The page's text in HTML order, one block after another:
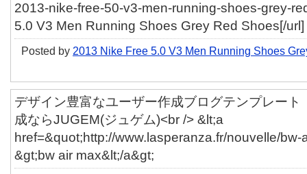
2013-nike-free-50-v3-men-running-shoes-grey-
5.0 V3 Men Running Shoes Grey Red Shoes[/url]
Posted by 2013 Nike Free 5.0 V3 Men Running Shoes
デザイン豊富なユーザー作成ブログテンプレート
成ならJUGEM(ジュゲム)<br /> &lt;a
href=&quot;http://www.lasperanza.fr/nouvelle/bw-
&gt;bw air max&lt;/a&gt;